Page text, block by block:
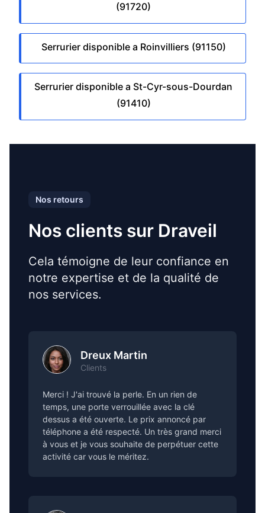
(91720)
Serrurier disponible a Roinvilliers (91150)
Serrurier disponible a St-Cyr-sous-Dourdan
(91410)
Nos retours
Nos clients sur Draveil
Cela témoigne de leur confiance en
notre expertise et de la qualité de
nos services.
Dreux Martin
Clients
Merci ! J'ai trouvé la perle. En un rien de
temps, une porte verrouillée avec la clé
dessus a été ouverte. Le prix annoncé par
téléphone a été respecté. Un très grand merci
à vous et je vous souhaite de perpétuer cette
activité car vous le méritez.